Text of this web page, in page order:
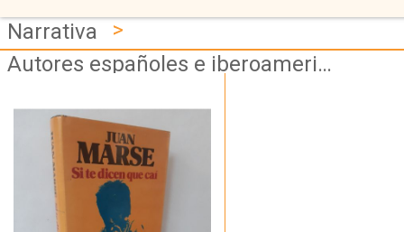
Narrativa
>
Autores españoles e iberoamericanos